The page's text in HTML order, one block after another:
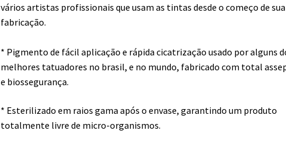
vários artistas profissionais que usam as tintas desde o começo de sua
fabricação.
* Pigmento de fácil aplicação e rápida cicatrização usado por alguns
melhores tatuadores no brasil, e no mundo, fabricado com total
e biossegurança.
* Esterilizado em raios gama após o envase, garantindo um produto
totalmente livre de micro-organismos.